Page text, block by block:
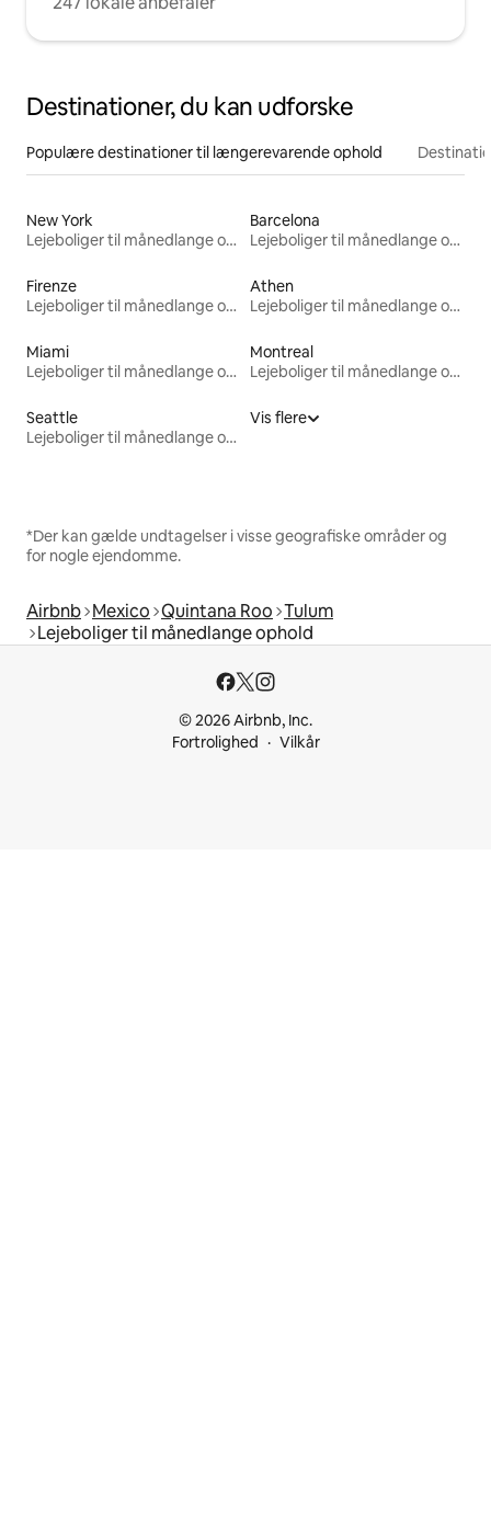
Destinationer, du kan udforske
Populære destinationer til længerevarende ophold
New York
Lejeboliger til månedlange ophold
Barcelona
Lejeboliger til månedlange ophold
Firenze
Lejeboliger til månedlange ophold
Athen
Lejeboliger til månedlange ophold
Miami
Lejeboliger til månedlange ophold
Montreal
Lejeboliger til månedlange ophold
Seattle
Lejeboliger til månedlange ophold
Vis flere
*Der kan gælde undtagelser i visse geografiske områder og
for nogle ejendomme.
Airbnb Mexico Quintana Roo Tulum
Lejeboliger til månedlange ophold
© 2026 Airbnb, Inc.
Fortrolighed
Vilkår